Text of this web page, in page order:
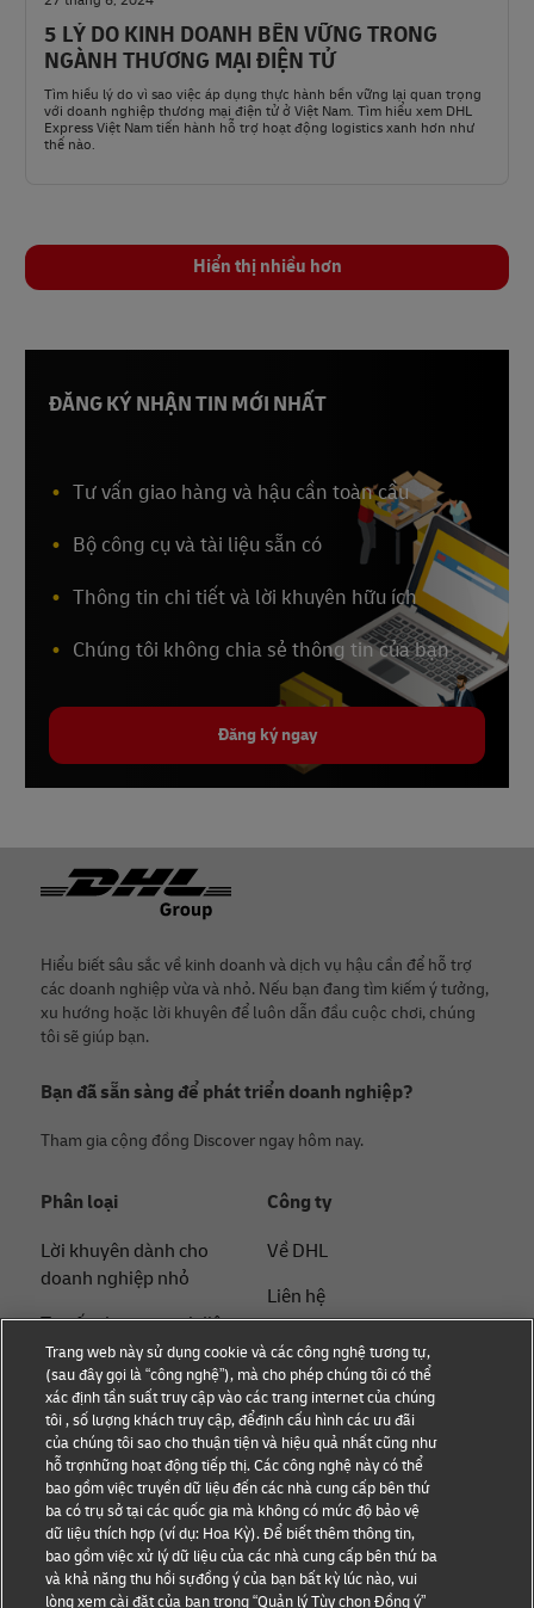
5 LÝ DO KINH DOANH BỀN VỮNG TRONG
NGÀNH THƯƠNG MẠI ĐIỆN TỬ
Tìm hiểu lý do vì sao việc áp dụng thực hành bền vững lại quan trọng
với doanh nghiệp thương mại điện tử ở Việt Nam. Tìm hiểu xem DHL
Express Việt Nam tiến hành hỗ trợ hoạt động logistics xanh hơn như
thế nào.
Hiển thị nhiều hơn
ĐĂNG KÝ NHẬN TIN MỚI NHẤT
Tư vấn giao hàng và hậu cần toàn cầu
Bộ công cụ và tài liệu sẵn có
Thông tin chi tiết và lời khuyên hữu ích
Chúng tôi không chia sẻ thông tin của bạn
Đăng ký ngay
Hiểu biết sâu sắc về kinh doanh và dịch vụ hậu cần để hỗ trợ
các doanh nghiệp vừa và nhỏ. Nếu bạn đang tìm kiếm ý tưởng,
xu hướng hoặc lời khuyên để luôn dẫn đầu cuộc chơi, chúng
tôi sẽ giúp bạn.
Bạn đã sẵn sàng để phát triển doanh nghiệp?
Tham gia cộng đồng Discover ngay hôm nay.
Phân loại
Lời khuyên dành cho
doanh nghiệp nhỏ
Tư vấn thương mại điện
tử
Tư vấn B2B
Tư vấn logistics
Tin tức & Thông tin chi
tiết
Vận chuyển bằng DHL
Công ty
Về DHL
Liên hệ
Thông cáo báo chí
Tính bền vững
Thông báo pháp lý
Điều khoản sử dụng
Quyền riêng tư
Cài đặt cookie
Trang web này sử dụng cookie và các công nghệ tương tự,
(sau đây gọi là “công nghệ”), mà cho phép chúng tôi có thể
xác định tần suất truy cập vào các trang internet của chúng
tôi , số lượng khách truy cập, đểđịnh cấu hình các ưu đãi
của chúng tôi sao cho thuận tiện và hiệu quả nhất cũng như
hỗ trợnhững hoạt động tiếp thị. Các công nghệ này có thể
bao gồm việc truyền dữ liệu đến các nhà cung cấp bên thứ
ba có trụ sở tại các quốc gia mà không có mức độ bảo vệ
dữ liệu thích hợp (ví dụ: Hoa Kỳ). Để biết thêm thông tin,
bao gồm việc xử lý dữ liệu của các nhà cung cấp bên thứ ba
và khả năng thu hồi sựđồng ý của bạn bất kỳ lúc nào, vui
lòng xem cài đặt của bạn trong “Quản lý Tùy chọn Đồng ý”